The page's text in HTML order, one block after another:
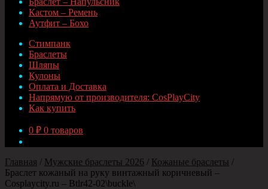
Кастом – Ремень
Аутфит – Бохо
Стимпанк
Браслеты
Шляпы
Кулоны
Оплата и Доставка
Напрямую от производителя: CosPlayCity
Как купить
0 ₽ 0 товаров
Главная / Мужские браслеты 2026 / Кожаные браслеты /
Браслет кожаный на руку винтажный коричневый –
Cosplaycity.ru – Btlr42-02\buckle\